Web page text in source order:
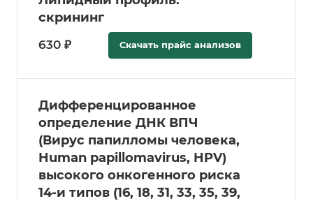
скрининг
630 ₽ Скачать прайс анализов
Дифференцированное
определение ДНК ВПЧ
(Вирус папилломы человека,
Human papillomavirus, HPV)
высокого онкогенного риска
14-и типов (16, 18, 31, 33, 35, 39,